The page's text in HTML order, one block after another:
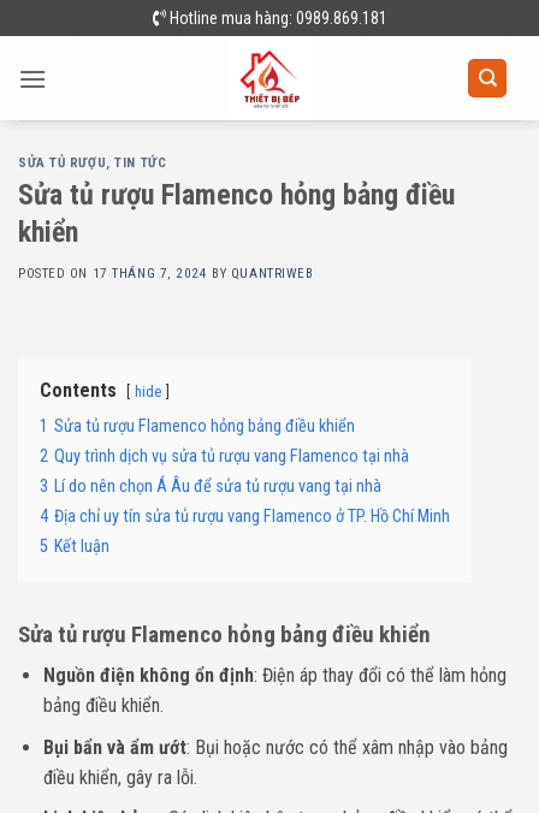
to
content
Hotline mua hàng: 0989.869.181
SỬA TỦ RƯỢU,TIN TỨC
Sửa tủ rượu Flamenco hỏng bảng điều
khiển
POSTED ON 17 THÁNG 7, 2024 BY QUANTRIWEB
Contents hide
1 Sửa tủ rượu Flamenco hỏng bảng điều khiển
2 Quy trình dịch vụ sửa tủ rượu vang Flamenco tại nhà
3 Lí do nên chọn Á Âu để sửa tủ rượu vang tại nhà
4 Địa chỉ uy tín sửa tủ rượu vang Flamenco ở TP. Hồ Chí Minh
5 Kết luận
Sửa tủ rượu Flamenco hỏng bảng điều khiển
Nguồn điện không ổn định: Điện áp thay đổi có thể làm hỏng
bảng điều khiển.
Bụi bẩn và ẩm ướt: Bụi hoặc nước có thể xâm nhập vào bảng
điều khiển, gây ra lỗi.